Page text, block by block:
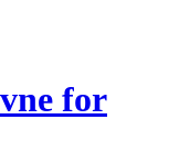
for